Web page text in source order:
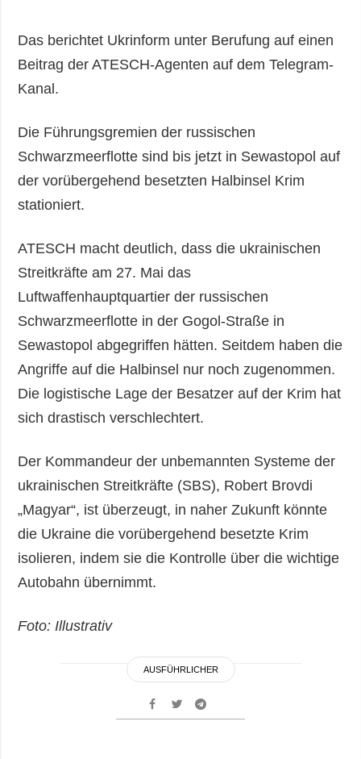
Das berichtet Ukrinform unter Berufung auf einen
Beitrag der ATESCH-Agenten auf dem Telegram-
Kanal.
Die Führungsgremien der russischen
Schwarzmeerflotte sind bis jetzt in Sewastopol auf
der vorübergehend besetzten Halbinsel Krim
stationiert.
ATESCH macht deutlich, dass die ukrainischen
Streitkräfte am 27. Mai das
Luftwaffenhauptquartier der russischen
Schwarzmeerflotte in der Gogol-Straße in
Sewastopol abgegriffen hätten. Seitdem haben die
Angriffe auf die Halbinsel nur noch zugenommen.
Die logistische Lage der Besatzer auf der Krim hat
sich drastisch verschlechtert.
Der Kommandeur der unbemannten Systeme der
ukrainischen Streitkräfte (SBS), Robert Brovdi
„Magyar“, ist überzeugt, in naher Zukunft könnte
die Ukraine die vorübergehend besetzte Krim
isolieren, indem sie die Kontrolle über die wichtige
Autobahn übernimmt.
Foto: Illustrativ
AUSFÜHRLICHER